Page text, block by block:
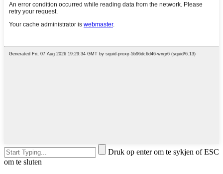
Druk op enter om te sykjen of ESC
om te sluten